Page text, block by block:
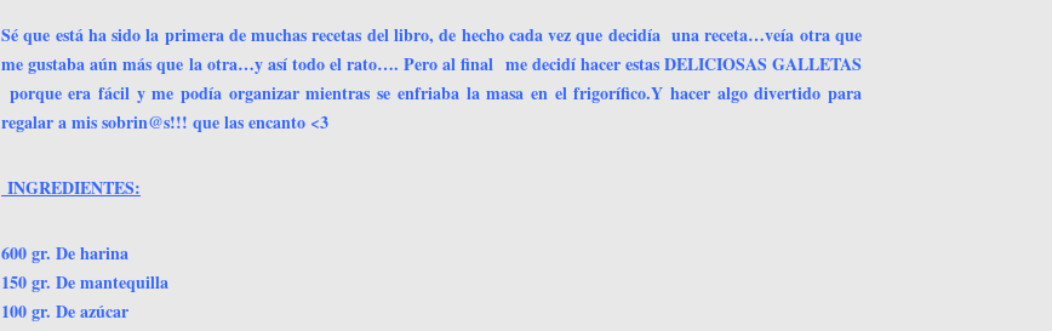
Sé que está ha sido la primera de muchas recetas del libro, de hecho cada vez que decidía una receta…veía otra que
me gustaba aún más que la otra…y así todo el rato…. Pero al final me decidí hacer estas DELICIOSAS GALLETAS
porque era fácil y me podía organizar mientras se enfriaba la masa en el frigorífico.Y hacer algo divertido para
regalar a mis sobrin@s!!! que las encanto <3
INGREDIENTES:
600 gr. De harina
150 gr. De mantequilla
100 gr. De azúcar